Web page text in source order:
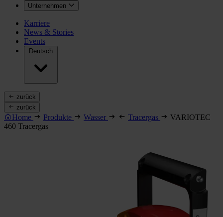
Unternehmen
Karriere
News & Stories
Events
Deutsch
zurück
zurück
Home Produkte Wasser Tracergas
VARIOTEC
460 Tracergas